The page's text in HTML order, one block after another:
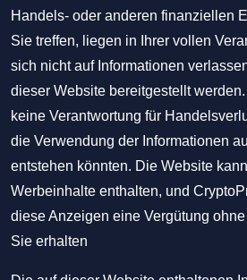
Handels- oder anderen finanziellen
Sie treffen, liegen in Ihrer vollen
sich nicht auf Informationen
dieser Website bereitgestellt
keine Verantwortung für
die Verwendung der Informationen
entstehen könnten. Die Website
Werbeinhalte enthalten, und
diese Anzeigen eine Vergütung
Sie erhalten